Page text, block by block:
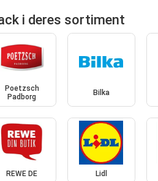
i deres sortiment
Poetzsch
Padborg
Bilka
REWE DE Lidl